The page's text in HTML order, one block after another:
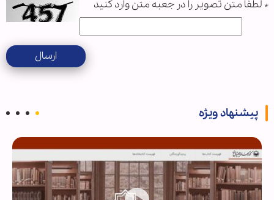
* لطفا متن تصویر را در جعبه متن وارد کنید
ارسال
پیشنهاد ویژه